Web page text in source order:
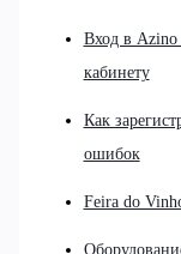
Вход в
кабинету
Как
ошибок
Feira do